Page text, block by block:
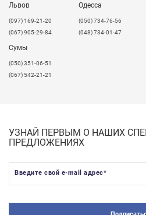
Львов
​(097) 169-21-20
(067) 905-29-84
Одесса
(050) 734-76-56
(048) 734-01-47
Сумы
(050) 351-06-51
(067) 542-21-21
УЗНАЙ ПЕРВЫМ О НАШИХ
ПРЕДЛОЖЕНИЯХ
Введите свой e-mail адрес*